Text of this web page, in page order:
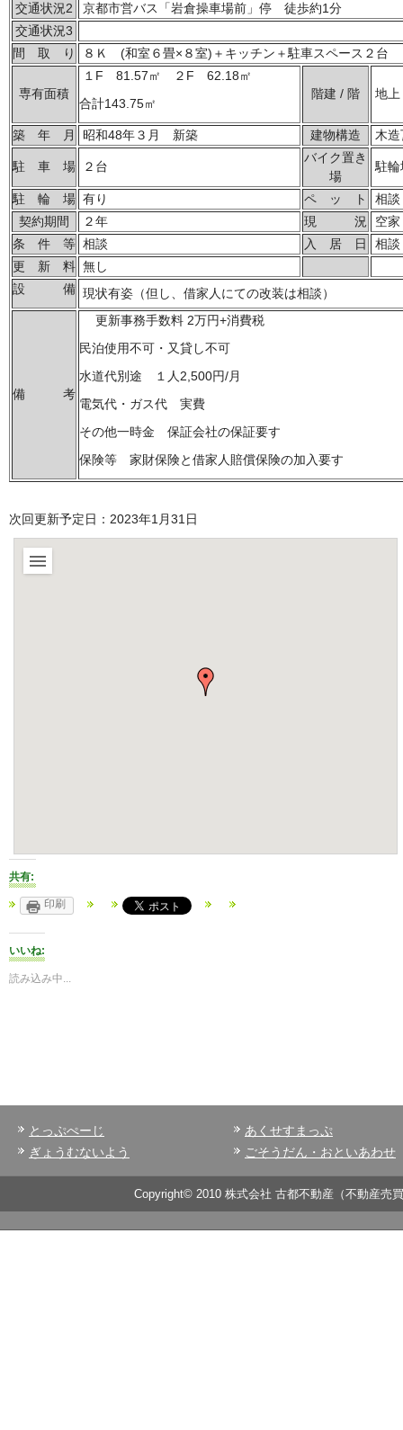
交通状況2
京都市営バス「岩倉操車場前」停 徒歩約1分
交通状況3
間 取 り
８Ｋ (和室６畳×８室)＋キッチン＋駐車スペース２台
専有面積
１F 81.57㎡ ２F 62.18㎡
合計143.75㎡
階建 / 階 地上
築 年 月 昭和48年３月 新築 建物構造 木
駐 車 場 ２台
バイク置き
場
駐輪
駐 輪 場 有り ペ ッ ト
相談
契約期間
２年 現 況
空家
条 件 等 相談 入 居 日
相談
更 新 料 無し
設 備 現状有姿（但し、借家人にての改装は相談）
備 考
更新事務手数料 2万円+消費税
民泊使用不可・又貸し不可
水道代別途 １人2,500円/月
電気代・ガス代 実費
その他一時金 保証会社の保証要す
保険等 家財保険と借家人賠償保険の加入要す
次回更新予定日：2023年1月31日
共有:
印刷
いいね:
読み込み中...
とっぷぺーじ
ぎょうむないよう
あくせすまっぷ
ごそうだん・おといあわせ
Copyright© 2010 株式会社 古都不動産（不動産売